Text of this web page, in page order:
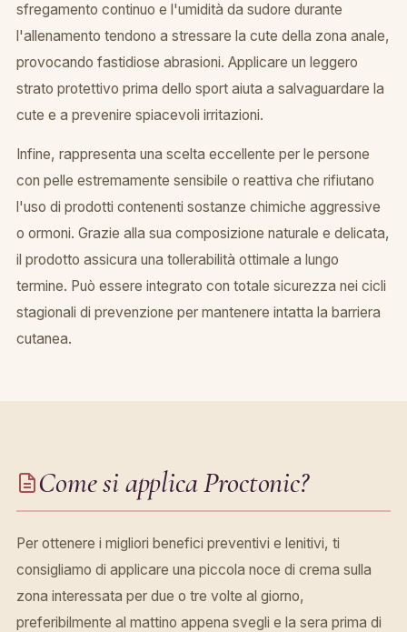
sfregamento continuo e l'umidità da sudore durante
l'allenamento tendono a stressare la cute della zona anale,
provocando fastidiose abrasioni. Applicare un leggero
strato protettivo prima dello sport aiuta a salvaguardare la
cute e a prevenire spiacevoli irritazioni.
Infine, rappresenta una scelta eccellente per le persone
con pelle estremamente sensibile o reattiva che rifiutano
l'uso di prodotti contenenti sostanze chimiche aggressive
o ormoni. Grazie alla sua composizione naturale e delicata,
il prodotto assicura una tollerabilità ottimale a lungo
termine. Può essere integrato con totale sicurezza nei cicli
stagionali di prevenzione per mantenere intatta la barriera
cutanea.
Come si applica Proctonic?
Per ottenere i migliori benefici preventivi e lenitivi, ti
consigliamo di applicare una piccola noce di crema sulla
zona interessata per due o tre volte al giorno,
preferibilmente al mattino appena svegli e la sera prima di